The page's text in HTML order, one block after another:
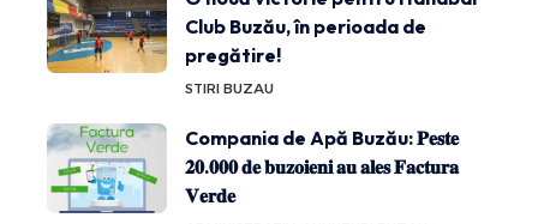
Club Buzău, în perioada de
pregătire!
STIRI BUZAU
Compania de Apă Buzău: 𝐏𝐞𝐬𝐭𝐞
𝟐𝟎.𝟎𝟎𝟎 𝐝𝐞 𝐛𝐮𝐳𝐨𝐢𝐞𝐧𝐢 𝐚𝐮 𝐚𝐥𝐞𝐬 𝐅𝐚𝐜𝐭𝐮𝐫𝐚
𝐕𝐞𝐫𝐝𝐞